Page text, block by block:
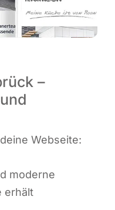
–
Webseite:
moder­ne
erhält